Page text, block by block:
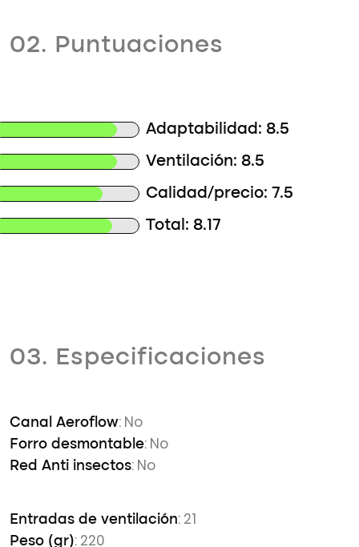
02. Puntuaciones
Adaptabilidad: 8.5
Ventilación: 8.5
Calidad/precio: 7.5
Total: 8.17
03. Especificaciones
Canal Aeroflow: No
Forro desmontable: No
Red Anti insectos: No
Entradas de ventilación: 21
Peso (gr): 220